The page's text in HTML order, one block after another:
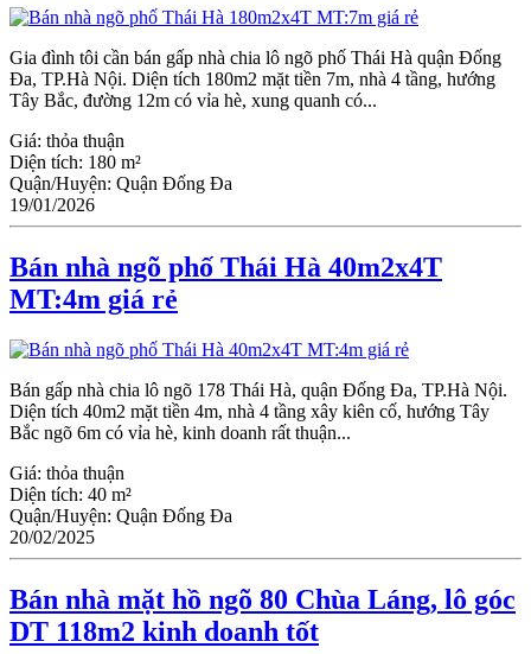
Gia đình tôi cần bán gấp nhà chia lô ngõ phố Thái Hà quận Đống
Đa, TP.Hà Nội. Diện tích 180m2 mặt tiền 7m, nhà 4 tầng, hướng
Tây Bắc, đường 12m có vỉa hè, xung quanh có...
Giá: thỏa thuận
Diện tích: 180 m²
Quận/Huyện: Quận Đống Đa
19/01/2026
Bán nhà ngõ phố Thái Hà 40m2x4T
MT:4m giá rẻ
Bán gấp nhà chia lô ngõ 178 Thái Hà, quận Đống Đa, TP.Hà Nội.
Diện tích 40m2 mặt tiền 4m, nhà 4 tầng xây kiên cố, hướng Tây
Bắc ngõ 6m có vỉa hè, kinh doanh rất thuận...
Giá: thỏa thuận
Diện tích: 40 m²
Quận/Huyện: Quận Đống Đa
20/02/2025
Bán nhà mặt hồ ngõ 80 Chùa Láng, lô góc
DT 118m2 kinh doanh tốt